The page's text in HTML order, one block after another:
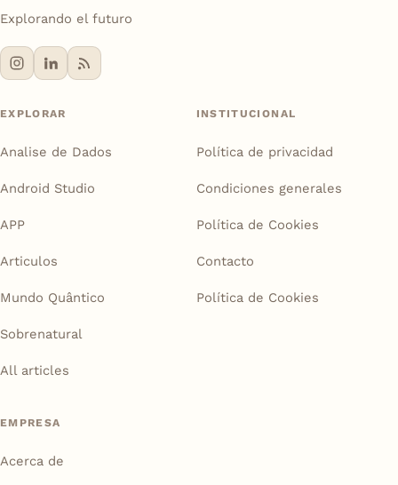
Explorando el futuro
EXPLORAR
Analise de Dados
Android Studio
APP
Articulos
Mundo Quântico
Sobrenatural
All articles
INSTITUCIONAL
Política de privacidad
Condiciones generales
Política de Cookies
Contacto
Política de Cookies
EMPRESA
Acerca de